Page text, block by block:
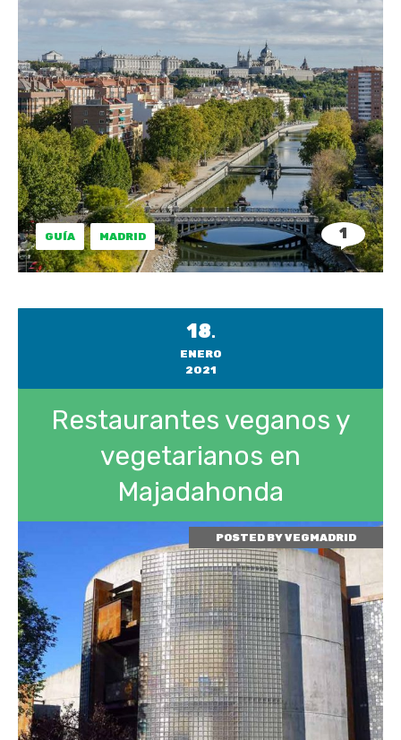
GUÍA MADRID 1
18.
ENERO
2021
Restaurantes veganos y
vegetarianos en
Majadahonda
POSTED BYVEGMADRID